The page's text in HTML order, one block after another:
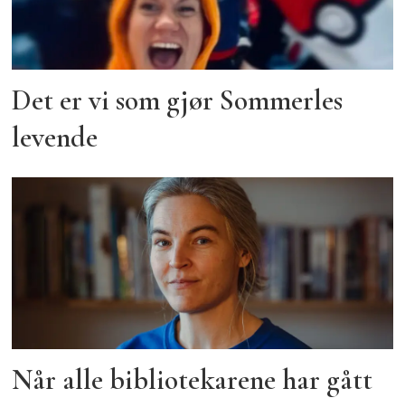
Det er vi som gjør Sommerles
levende
Når alle bibliotekarene har gått